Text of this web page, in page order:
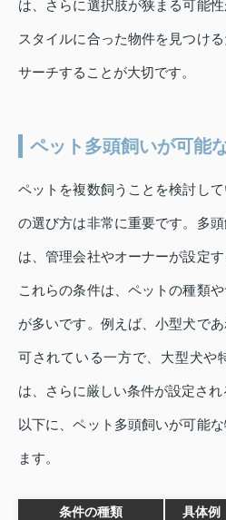
は、さらに選択肢が狭まる可能
スタイルに合った物件を見つけ
サーチすることが大切です。
ペット多頭飼いが可能
ペットを複数飼うことを検討し
の選び方は非常に重要です。多
は、管理会社やオーナーが設定
これらの条件は、ペットの種類
が多いです。例えば、小型犬で
可されている一方で、大型犬や
は、さらに厳しい条件が設定され
以下に、ペット多頭飼いが可能
ます。
条件の種類 具体例